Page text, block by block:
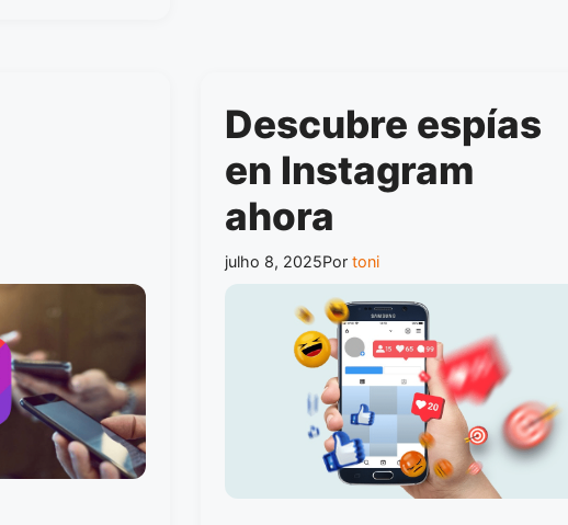
Descubre espías
en Instagram
ahora
julho 8, 2025Portoni